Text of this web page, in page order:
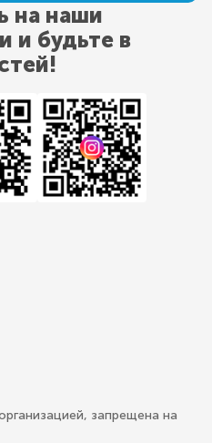
на наши
и будьте в
запрещена на